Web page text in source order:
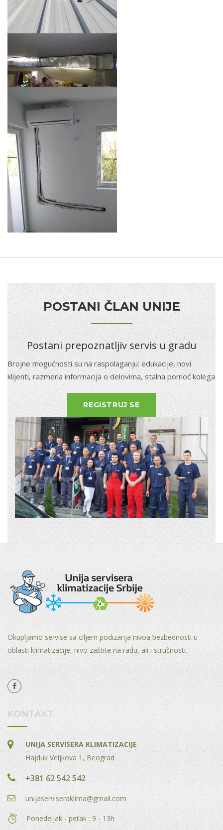
POSTANI ČLAN UNIJE
Postani prepoznatljiv servis u gradu
Brojne mogućnosti su na raspolaganju: edukacije, novi
klijenti, razmena informacija o delovima, stalna pomoć kolega
REGISTRUJ SE
Okupljamo servise sa ciljem podizanja nivoa bezbednosti u
oblasti klimatizacije, nivo zaštite na radu, ali i stručnosti.
KONTAKT
UNIJA SERVISERA KLIMATIZACIJE
Hajduk Veljkova 1, Beograd
+381 62 542 542
unijaserviseraklima@gmail.com
Ponedeljak - petak : 9 - 13h